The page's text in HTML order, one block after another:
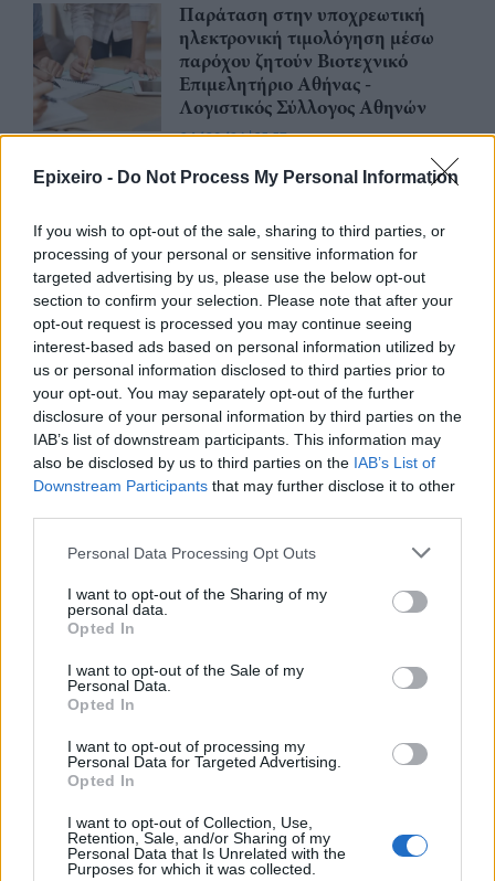
Epixeiro - Do Not Process My Personal Information
If you wish to opt-out of the sale, sharing to third parties, or
processing of your personal or sensitive information for
targeted advertising by us, please use the below opt-out
section to confirm your selection. Please note that after your
opt-out request is processed you may continue seeing
interest-based ads based on personal information utilized by
us or personal information disclosed to third parties prior to
your opt-out. You may separately opt-out of the further
disclosure of your personal information by third parties on the
IAB’s list of downstream participants. This information may
also be disclosed by us to third parties on the IAB’s List of
Downstream Participants that may further disclose it to other
Personal Data Processing Opt Outs
I want to opt-out of the Sharing of my
personal data.
Opted In
I want to opt-out of the Sale of my
Personal Data.
Opted In
I want to opt-out of processing my
Personal Data for Targeted Advertising.
Opted In
I want to opt-out of Collection, Use,
Retention, Sale, and/or Sharing of my
Personal Data that Is Unrelated with the
Purposes for which it was collected.
Παράταση στην υποχρεωτική
ηλεκτρονική τιμολόγηση μέσω
παρόχου ζητούν Βιοτεχνικό
Επιμελητήριο Αθήνας -
Λογιστικός Σύλλογος Αθηνών
04/08/26|15:57
Ένωση Ελληνικών Τραπεζών:
διαγραφή χρεών στις οικογένειες
των θυμάτων από τις φωτιές
04/08/26|12:08
ΛΣΑ και ΒΕΑ ζητούν παράταση
για την υποχρεωτική ηλεκτρονική
τιμολόγηση – Στο τραπέζι
μετάθεση εφαρμογής για το 2026
03/08/26|15:12
Συνάντηση με τον γεν.
γραμματέα Διαχείρισης
Αποβλήτων για τη διαχείριση του
ΓΣΕΒΕΕ και ΠΟΕΒΥ
03/08/26|14:07
της στο Βερολίνο από τις 26 έως
Ο GR.EC.A. έλαβε μέρος στο 21st
με την καταπολέμηση του
παράνομου ηλεκτρονικού
εμπορίου